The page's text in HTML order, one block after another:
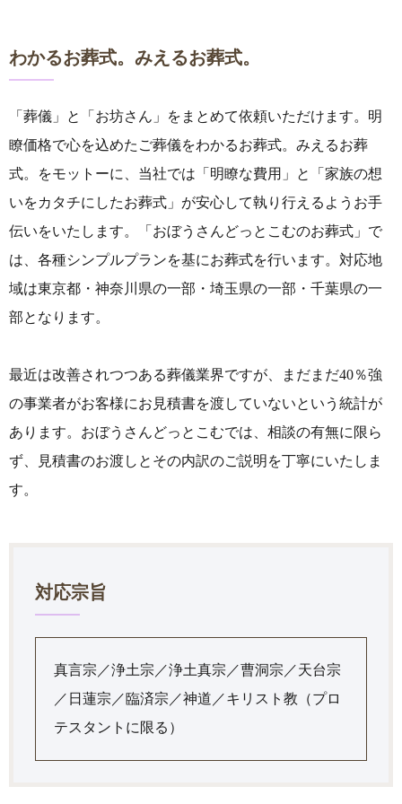
わかるお葬式。みえるお葬式。
「葬儀」と「お坊さん」をまとめて依頼いただけます。明
瞭価格で心を込めたご葬儀をわかるお葬式。みえるお葬
式。をモットーに、当社では「明瞭な費用」と「家族の想
いをカタチにしたお葬式」が安心して執り行えるようお手
伝いをいたします。「おぼうさんどっとこむのお葬式」で
は、各種シンプルプランを基にお葬式を行います。対応地
域は東京都・神奈川県の一部・埼玉県の一部・千葉県の一
部となります。
最近は改善されつつある葬儀業界ですが、まだまだ40％強
の事業者がお客様にお見積書を渡していないという統計が
あります。おぼうさんどっとこむでは、相談の有無に限ら
ず、見積書のお渡しとその内訳のご説明を丁寧にいたしま
す。
対応宗旨
真言宗／浄土宗／浄土真宗／曹洞宗／天台宗
／日蓮宗／臨済宗／神道／キリスト教（プロ
テスタントに限る）